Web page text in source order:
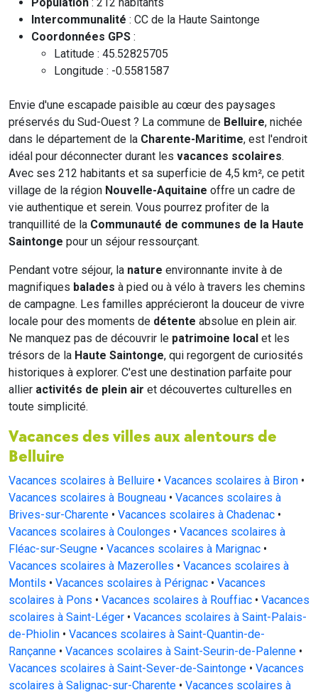
Intercommunalité : CC de la Haute Saintonge
Coordonnées GPS :
Latitude : 45.52825705
Longitude : -0.5581587
Envie d'une escapade paisible au cœur des paysages
préservés du Sud-Ouest ? La commune de Belluire, nichée
dans le département de la Charente-Maritime, est l'endroit
idéal pour déconnecter durant les vacances scolaires.
Avec ses 212 habitants et sa superficie de 4,5 km², ce petit
village de la région Nouvelle-Aquitaine offre un cadre de
vie authentique et serein. Vous pourrez profiter de la
tranquillité de la Communauté de communes de la Haute
Saintonge pour un séjour ressourçant.
Pendant votre séjour, la nature environnante invite à de
magnifiques balades à pied ou à vélo à travers les chemins
de campagne. Les familles apprécieront la douceur de vivre
locale pour des moments de détente absolue en plein air.
Ne manquez pas de découvrir le patrimoine local et les
trésors de la Haute Saintonge, qui regorgent de curiosités
historiques à explorer. C'est une destination parfaite pour
allier activités de plein air et découvertes culturelles en
toute simplicité.
Vacances des villes aux alentours de
Belluire
Vacances scolaires à Belluire • Vacances scolaires à Biron •
Vacances scolaires à Bougneau • Vacances scolaires à
Brives-sur-Charente • Vacances scolaires à Chadenac •
Vacances scolaires à Coulonges • Vacances scolaires à
Fléac-sur-Seugne • Vacances scolaires à Marignac •
Vacances scolaires à Mazerolles • Vacances scolaires à
Montils • Vacances scolaires à Pérignac • Vacances
scolaires à Pons • Vacances scolaires à Rouffiac • Vacances
scolaires à Saint-Léger • Vacances scolaires à Saint-Palais-
de-Phiolin • Vacances scolaires à Saint-Quantin-de-
Rançanne • Vacances scolaires à Saint-Seurin-de-Palenne •
Vacances scolaires à Saint-Sever-de-Saintonge • Vacances
scolaires à Salignac-sur-Charente • Vacances scolaires à